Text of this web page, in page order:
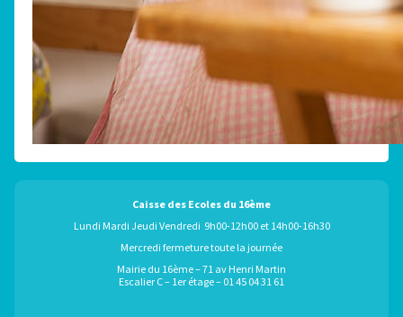
Caisse des Ecoles du 16ème
Lundi Mardi Jeudi Vendredi 9h00-12h00 et 14h00-16h30
Mercredi fermeture toute la journée
Mairie du 16ème – 71 av Henri Martin
Escalier C – 1er étage – 01 45 04 31 61